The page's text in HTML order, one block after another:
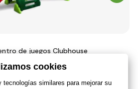
de juegos Clubhouse